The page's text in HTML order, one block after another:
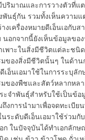
ปริมาณและการวางตัวที่แ
นธุ์กัน รวมทั้งเห็นความแ
งเครื่องหมายดีเอ็นเอกับส
นอกจากนี้ยังเห็นข้อมูลขอ
เพาะในสิ่งมีชีวิตแต่ละชนิ
ของสิ่งมีชีวิตนั้นๆ ในด้าน
เอ็นเอมาใช้ในการระบุลั
ของพืชและสัตว์หลากหล
จำพันธุ์สำหรับใช้เป็นข้อ
งการนำมาเพื่อจดทะเบี
ระดับดีเอ็นเอมาใช้ร่วมกั
ในปัจจุบันได้ทำเอกลักษ